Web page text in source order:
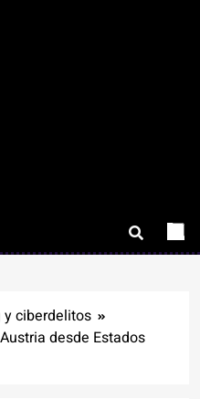
y ciberdelitos
desde Estados